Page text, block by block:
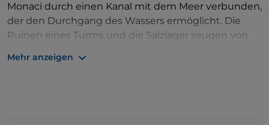
Monaci durch einen Kanal mit dem Meer verbunden,
der den Durchgang des Wassers ermöglicht. Die
Ruinen eines Turms und die Salzlager zeugen von
um das Gewässer besteht die Vegetation aus
Mehr anzeigen